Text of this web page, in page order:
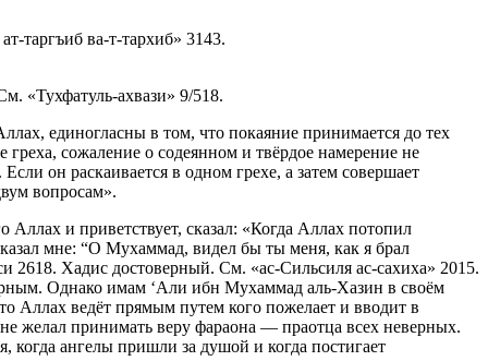
таргъиб ва-т-тархиб» 3143.
«Тухфатуль-ахвази» 9/518.
единогласны в том, что покаяние принимается до тех
сожаление о содеянном и твёрдое намерение не
он раскаивается в одном грехе, а затем совершает
вопросам».
Аллах и приветствует, сказал: «Когда Аллах потопил
мне: “О Мухаммад, видел бы ты меня, как я брал
2618. Хадис достоверный. См. «ас-Сильсиля ас-сахиха» 2015.
Однако имам ‘Али ибн Мухаммад аль-Хазин в своём
Аллах ведёт прямым путем кого пожелает и вводит в
желал принимать веру фараона — праотца всех неверных.
ангелы пришли за душой и когда постигает